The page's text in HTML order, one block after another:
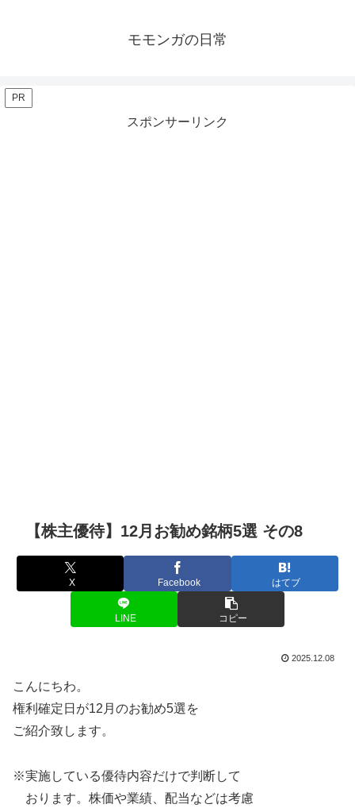
モモンガの日常
PR
スポンサーリンク
【株主優待】12月お勧め銘柄5選 その8
X Facebook はてブ
LINE コピー
2025.12.08
こんにちわ。
権利確定日が12月のお勧め5選を
ご紹介致します。
※実施している優待内容だけで判断して
おります。株価や業績、配当などは考慮